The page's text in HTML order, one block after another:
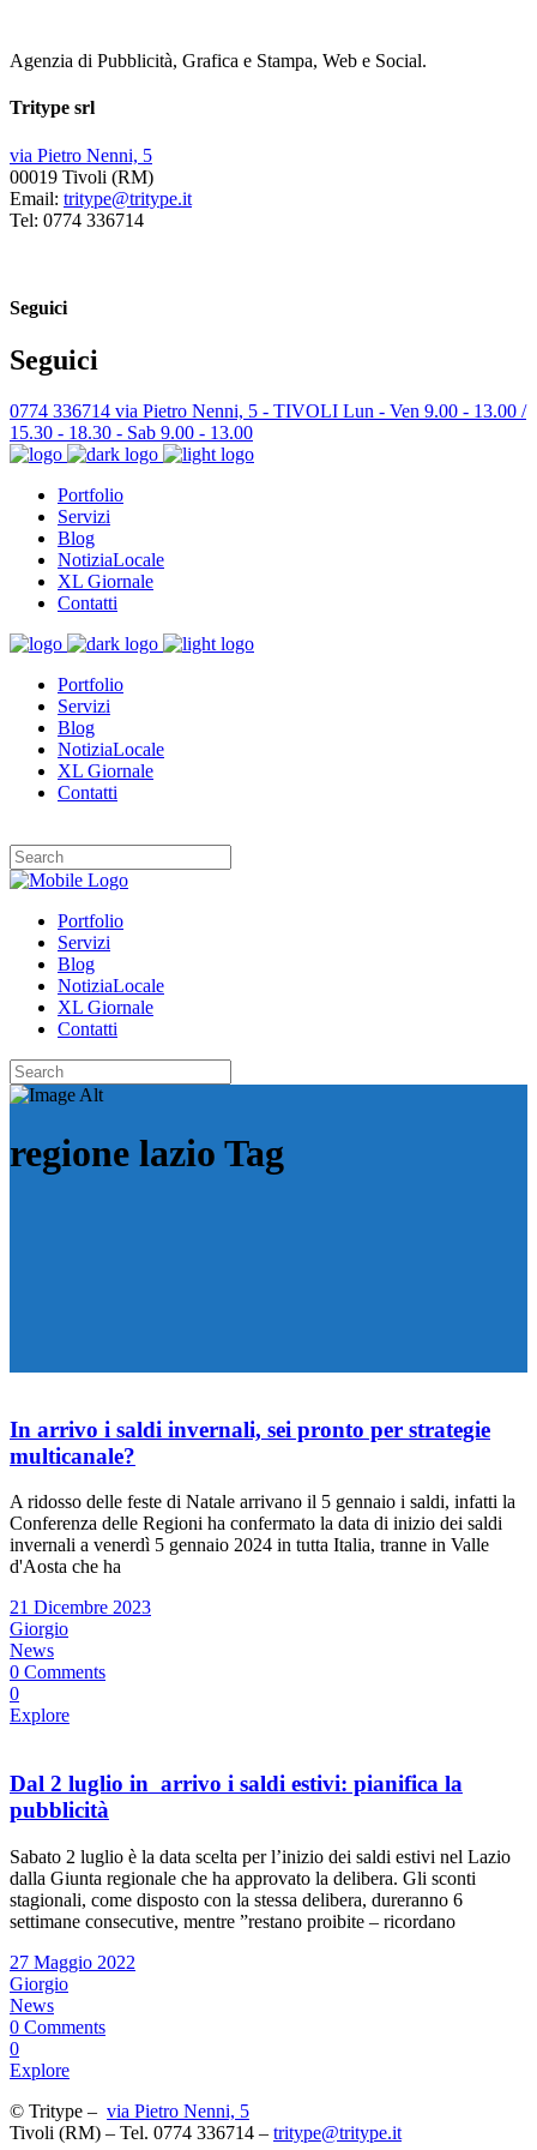
Agenzia di Pubblicità, Grafica e Stampa, Web e Social.
Tritype srl
via Pietro Nenni, 5
00019 Tivoli (RM)
Email: tritype@tritype.it
Tel: 0774 336714
Seguici
Seguici
0774 336714 via Pietro Nenni, 5 - TIVOLI Lun - Ven 9.00 - 13.00 /
15.30 - 18.30 - Sab 9.00 - 13.00
Portfolio
Servizi
Blog
NotiziaLocale
XL Giornale
Contatti
Portfolio
Servizi
Blog
NotiziaLocale
XL Giornale
Contatti
Portfolio
Servizi
Blog
NotiziaLocale
XL Giornale
Contatti
regione lazio Tag
In arrivo i saldi invernali, sei pronto per strategie
multicanale?
A ridosso delle feste di Natale arrivano il 5 gennaio i saldi, infatti la
Conferenza delle Regioni ha confermato la data di inizio dei saldi
invernali a venerdì 5 gennaio 2024 in tutta Italia, tranne in Valle
d'Aosta che ha
21 Dicembre 2023
Giorgio
News
0 Comments
0
Explore
Dal 2 luglio in arrivo i saldi estivi: pianifica la
pubblicità
Sabato 2 luglio è la data scelta per l’inizio dei saldi estivi nel Lazio
dalla Giunta regionale che ha approvato la delibera. Gli sconti
stagionali, come disposto con la stessa delibera, dureranno 6
settimane consecutive, mentre ”restano proibite – ricordano
27 Maggio 2022
Giorgio
News
0 Comments
0
Explore
© Tritype – via Pietro Nenni, 5
Tivoli (RM) – Tel. 0774 336714 – tritype@tritype.it